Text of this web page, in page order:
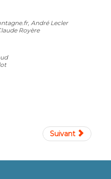
André Lecler
Royère
Suivant